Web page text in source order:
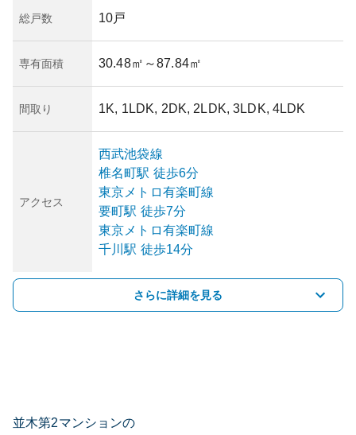
総戸数 10戸
専有面積 30.48㎡ ～87.84㎡
間取り 1K, 1LDK, 2DK, 2LDK, 3LDK, 4LDK
アクセス
西武池袋線
椎名町駅 徒歩6分
東京メトロ有楽町線
要町駅 徒歩7分
東京メトロ有楽町線
千川駅 徒歩14分
さらに詳細を見る
並木第2マンションの